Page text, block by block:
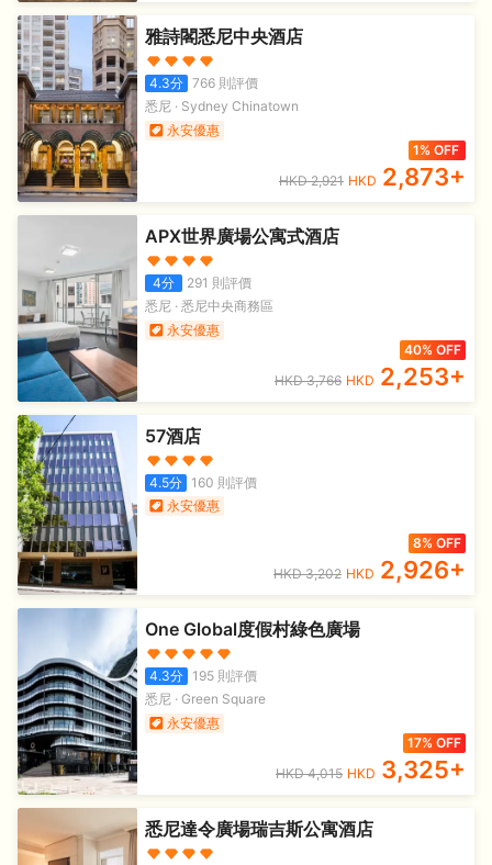
雅詩閣悉尼中央酒店
4.3分 766則評價
悉尼· Sydney Chinatown
永安優惠
1% OFF
HKD2,921 HKD 2,873+
APX世界廣場公寓式酒店
4分 291 則評價
悉尼· 悉尼中央商務區
永安優惠
40% OFF
HKD3,766 HKD 2,253+
57酒店
4.5分 160 則評價
永安優惠
8% OFF
HKD3,202 HKD 2,926+
One Global度假村綠色廣場
4.3分 195則評價
悉尼· Green Square
永安優惠
17% OFF
HKD4,015 HKD 3,325+
悉尼達令廣場瑞吉斯公寓酒店